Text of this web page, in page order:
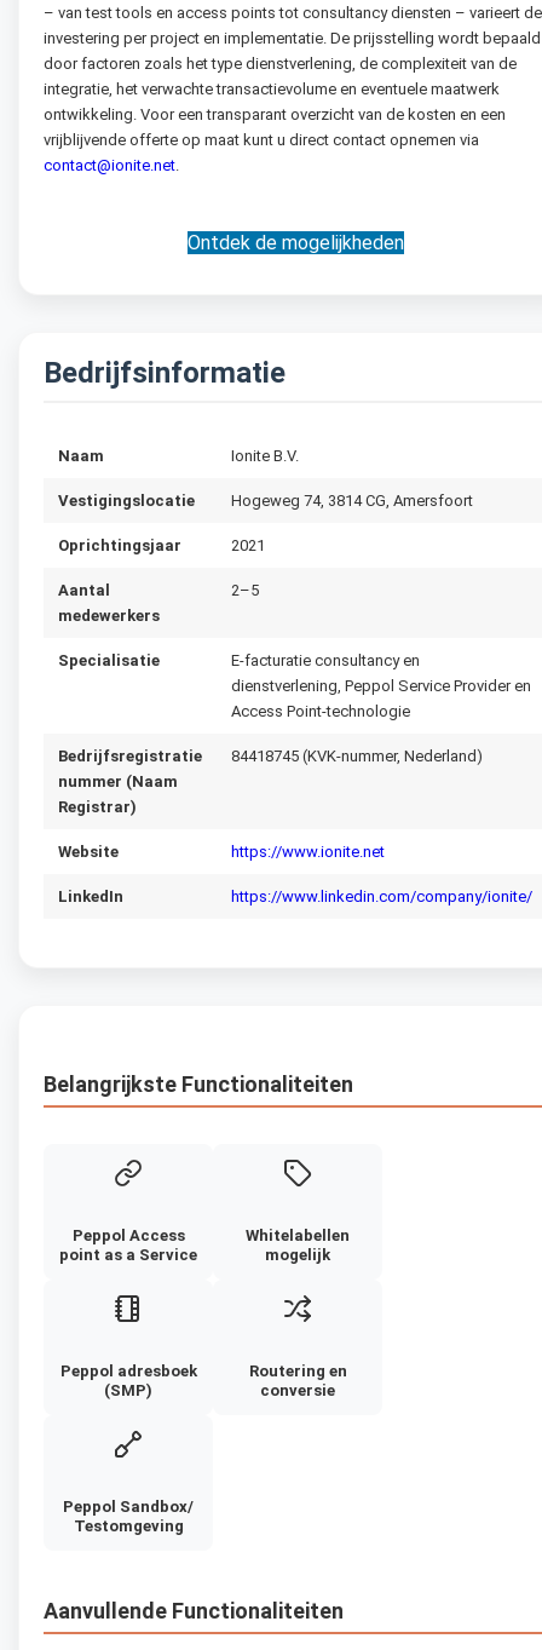
– van test tools en access points tot consultancy diensten – varieert de
investering per project en implementatie. De prijsstelling wordt bepaald
door factoren zoals het type dienstverlening, de complexiteit van de
integratie, het verwachte transactievolume en eventuele maatwerk
ontwikkeling. Voor een transparant overzicht van de kosten en een
vrijblijvende offerte op maat kunt u direct contact opnemen via
contact@ionite.net
Ontdek de mogelijkheden
Bedrijfsinformatie
Naam Ionite B.V.
Vestigingslocatie Hogeweg 74, 3814 CG, Amersfoort
Oprichtingsjaar 2021
Aantal
medewerkers
2–5
Specialisatie
E-facturatie consultancy en
dienstverlening, Peppol Service Provider en
Access Point-technologie
Bedrijfsregistratie
nummer (Naam
Registrar)
84418745 (KVK-nummer, Nederland)
Website https://www.ionite.net
LinkedIn https://www.linkedin.com/company/ionite/
Belangrijkste Functionaliteiten
Peppol Access
point as a Service
Whitelabellen
mogelijk
Peppol adresboek
(SMP)
Routering en
conversie
Peppol Sandbox/
Testomgeving
Aanvullende Functionaliteiten